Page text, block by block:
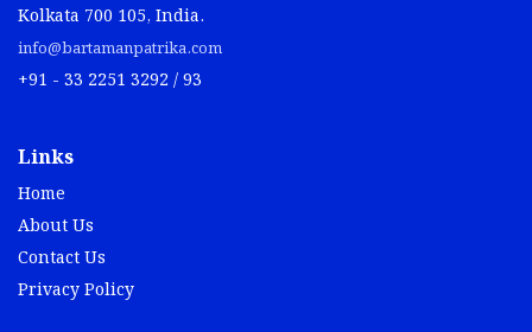
Kolkata 700 105, India.
info@bartamanpatrika.com
+91 - 33 2251 3292 / 93
Links
Home
About Us
Contact Us
Privacy Policy